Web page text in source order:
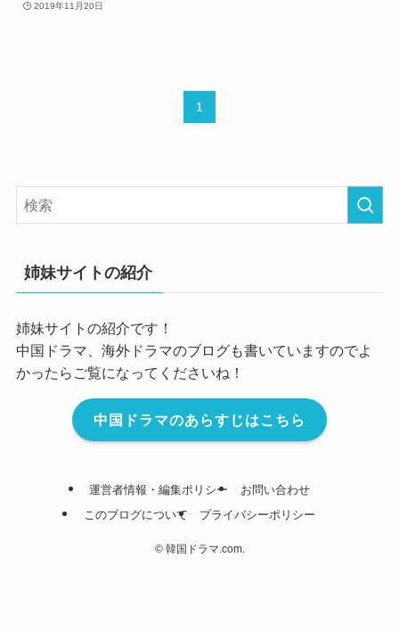
2019年11月20日
1
姉妹サイトの紹介
姉妹サイトの紹介です！
中国ドラマ、海外ドラマのブログも書いていますのでよ
かったらご覧になってくださいね！
中国ドラマのあらすじはこちら
運営者情報・編集ポリシー
お問い合わせ
このブログについて
プライバシーポリシー
©韓国ドラマ.com.